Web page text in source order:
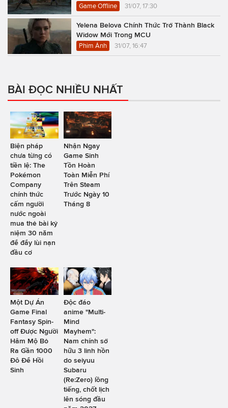
Game Offline 31/07, 17:30
Yelena Belova Chính Thức Trở Thành Black
Widow Mới Trong MCU
Phim Ảnh 31/07, 16:47
BÀI ĐỌC NHIỀU NHẤT
Biện pháp
chưa từng có
tiền lệ: The
Pokémon
Company
chính thức
cấm người
nước ngoài
mua thẻ bài kỷ
niệm 30 năm
để đẩy lùi nạn
đầu cơ
Nhận Ngay
Game Sinh
Tồn Hoàn
Toàn Miễn Phí
Trên Steam
Trước Ngày 10
Tháng 8
Một Dự Án
Game Final
Fantasy Spin-
off Được Người
Hâm Mộ Bỏ
Ra Gần 1000
Đô Để Hồi
Sinh
Độc đáo
anime "Multi-
Mind
Mayhem":
Nam chính sở
hữu 3 linh hồn
do seiyuu
Subaru
(Re:Zero) lồng
tiếng, chốt lịch
lên sóng đầu